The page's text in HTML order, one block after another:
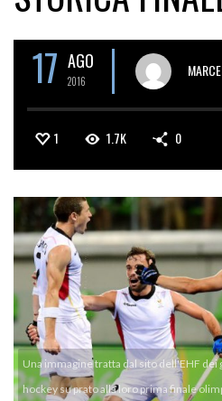
17 AGO
2016
1 1.7K 0
Una immagine tratta dal sito dell'EHF dei
hockey su prato alla loro prima finale